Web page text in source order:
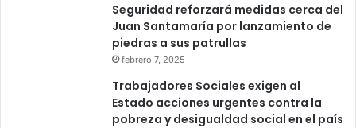
Seguridad reforzará medidas cerca del
Juan Santamaría por lanzamiento de
piedras a sus patrullas
febrero 7, 2025
Trabajadores Sociales exigen al
Estado acciones urgentes contra la
pobreza y desigualdad social en el país